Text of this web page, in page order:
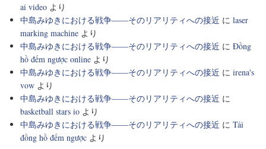
ai video より
中島みゆきにおける戦争――そのリアリティへの接近 に laser
marking machine より
中島みゆきにおける戦争――そのリアリティへの接近 に Đồng
hồ đếm ngược online より
中島みゆきにおける戦争――そのリアリティへの接近 に irena's
vow より
中島みゆきにおける戦争――そのリアリティへの接近 に
basketball stars io より
中島みゆきにおける戦争――そのリアリティへの接近 に Tải
đồng hồ đếm ngược より